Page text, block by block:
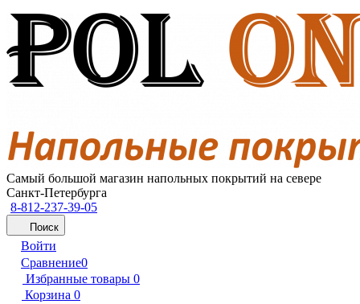
Самый большой магазин напольных покрытий на севере
Санкт-Петербурга
8-812-237-39-05
Поиск
Войти
Сравнение0
Избранные товары 0
Корзина 0